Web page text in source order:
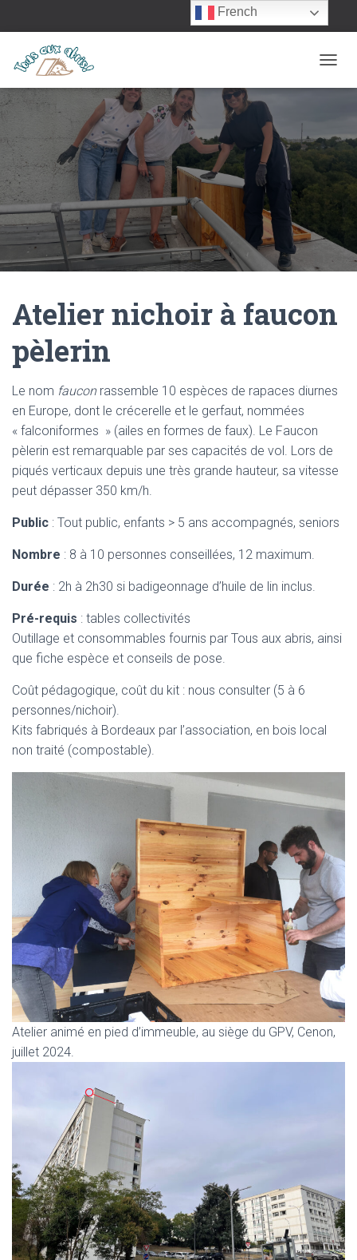
Atelier nichoir à faucon
pèlerin
Le nom fauconrassemble 10 espèces de rapaces diurnes
en Europe, dont le crécerelle et le gerfaut, nommées
« falconiformes » (ailes en formes de faux). Le Faucon
pèlerin est remarquable par ses capacités de vol. Lors de
piqués verticaux depuis une très grande hauteur, sa vitesse
peut dépasser 350 km/h.
Public : Tout public, enfants > 5 ans accompagnés, seniors
Nombre : 8 à 10 personnes conseillées, 12 maximum.
Durée : 2h à 2h30 si badigeonnage d’huile de lin inclus.
Pré-requis : tables collectivités
Outillage et consommables fournis par Tous aux abris, ainsi
que fiche espèce et conseils de pose.
Coût pédagogique, coût du kit : nous consulter (5 à 6
personnes/nichoir).
Kits fabriqués à Bordeaux par l’association, en bois local
non traité (compostable).
Atelier animé en pied d’immeuble, au siège du GPV, Cenon,
juillet 2024.
French